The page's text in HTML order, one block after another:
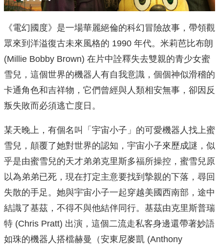
《電幻國度》是一場華麗絕倫的科幻冒險故事，帶領觀
眾來到洋溢復古未來風格的 1990 年代。米莉芭比布朗
(Millie Bobby Brown) 在片中詮釋失去雙親的青少女蜜
雪兒，這個世界的機器人有自我意識，個個神似滑稽的
卡通角色和吉祥物，它們曾經與人類相安無事，卻因反
叛失敗而必須逃亡度日。
某天晚上，有個名叫「宇宙小子」的可愛機器人找上蜜
雪兒，顛覆了她對世界的認知，宇宙小子來歷成謎，似
乎是由蜜雪兒的天才弟弟克里斯多福所操控，蜜雪兒原
以為弟弟已死，現在打定主意要找到摯親的下落，尋回
失散的手足。她與宇宙小子一起穿越美國西南部，途中
結識了基茲，不得不與他結伴同行。基茲由克里斯普瑞
特 (Chris Pratt) 出演，這個二流走私客身邊還帶著妙語
如珠的機器人搭檔赫曼（安東尼麥凱 (Anthony